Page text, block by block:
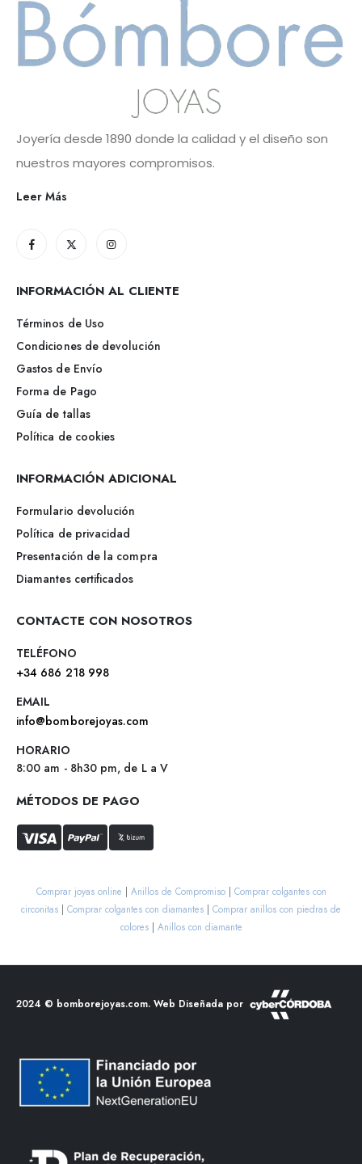
Joyería desde 1890 donde la calidad y el diseño son
nuestros mayores compromisos.
Leer Más
INFORMACIÓN AL CLIENTE
Términos de Uso
Condiciones de devolución
Gastos de Envío
Forma de Pago
Guía de tallas
Política de cookies
INFORMACIÓN ADICIONAL
Formulario devolución
Política de privacidad
Presentación de la compra
Diamantes certificados
CONTACTE CON NOSOTROS
TELÉFONO
+34 686 218 998
EMAIL
info@bomborejoyas.com
HORARIO
8:00 am - 8h30 pm, de L a V
MÉTODOS DE PAGO
Comprar joyas online | Anillos de Compromiso| Comprar colgantes con
circonitas | Comprar colgantes con diamantes | Comprar anillos con piedras de
colores| Anillos con diamante
2024 © bomborejoyas.com. Web Diseñada por